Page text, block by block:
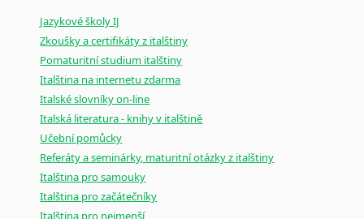
poradny a pravidla
Jazykové školy IJ
Zkoušky a certifikáty z italštiny
Pomaturitní studium italštiny
Italština na internetu zdarma
Italské slovníky on-line
Italská literatura - knihy v italštině
Učební pomůcky
Referáty a seminárky, maturitní otázky z italštiny
Italština pro samouky
Italština pro začátečníky
Italština pro nejmenší